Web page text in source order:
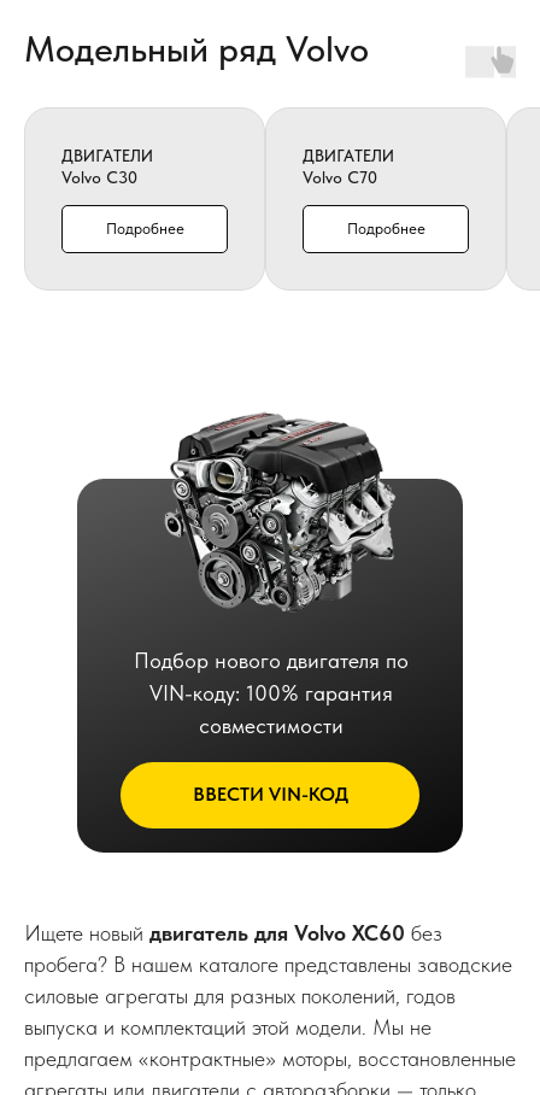
Модельный ряд Volvo
ДВИГАТЕЛИ
Volvo C30
Подробнее
ДВИГАТЕЛИ
Volvo C70
Подробнее
ВВЕСТИ VIN-КОД
Подбор нового двигателя по
VIN-коду: 100% гарантия
совместимости
Ищете новый двигатель для Volvo XC60 без
пробега? В нашем каталоге представлены заводские
силовые агрегаты для разных поколений, годов
выпуска и комплектаций этой модели. Мы не
предлагаем «контрактные» моторы, восстановленные
агрегаты или двигатели с авторазборки — только